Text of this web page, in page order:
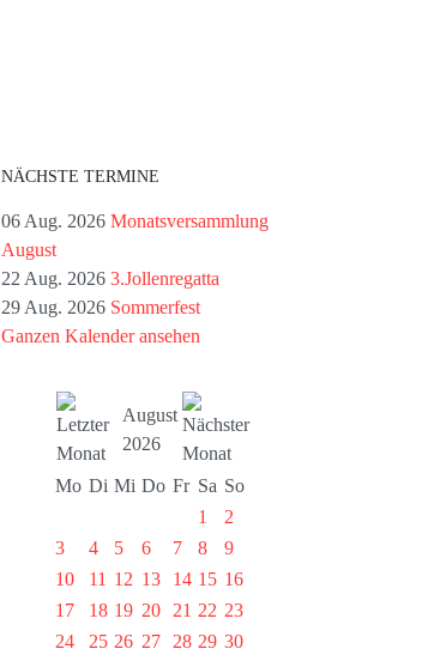
NÄCHSTE TERMINE
06 Aug. 2026 Monatsversammlung
August
22 Aug. 2026 3.Jollenregatta
29 Aug. 2026 Sommerfest
Ganzen Kalender ansehen
August
2026
Mo Di Mi Do Fr Sa So
1
2
3
4 5 6 7 8
9
10
11 12 13 14 15 16
17
18 19 20 21 22 23
24
25 26 27 28 29 30